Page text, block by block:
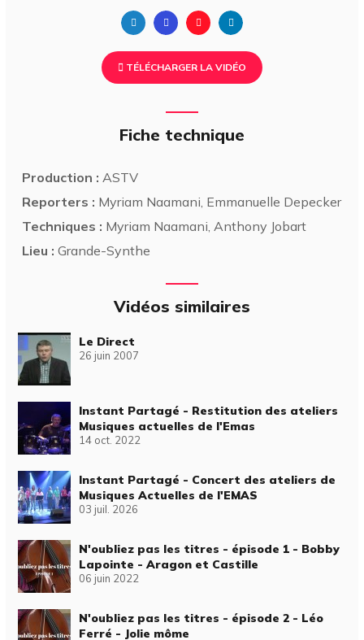
TÉLÉCHARGER LA VIDÉO
Fiche technique
Production : ASTV
Reporters : Myriam Naamani, Emmanuelle Depecker
Techniques : Myriam Naamani, Anthony Jobart
Lieu : Grande-Synthe
Vidéos similaires
Le Direct
26 juin 2007
Instant Partagé - Restitution des ateliers
Musiques actuelles de l'Emas
14 oct. 2022
Instant Partagé - Concert des ateliers de
Musiques Actuelles de l'EMAS
03 juil. 2026
N'oubliez pas les titres - épisode 1 - Bobby
Lapointe - Aragon et Castille
06 juin 2022
N'oubliez pas les titres - épisode 2 - Léo
Ferré - Jolie môme